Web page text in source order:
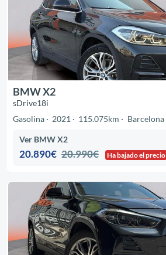
BMW X2
sDrive18i
Gasolina
2021 115.075km Barcelona
Ver BMW X2
20.890€ 20.990€ Ha bajado el precio